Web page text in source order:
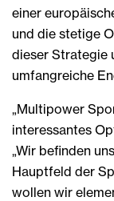
einer
und die stetige
dieser Strategie
umfangreiche
„Multipower
interessantes
„Wir befinden
Hauptfeld der
wollen wir